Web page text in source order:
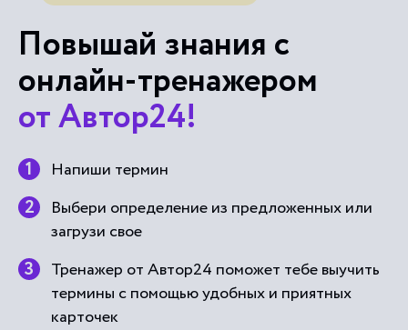
Повышай знания с
онлайн-тренажером
от Автор24!
Напиши термин
Выбери определение из предложенных или
загрузи свое
Тренажер от Автор24 поможет тебе выучить
термины с помощью удобных и приятных
карточек